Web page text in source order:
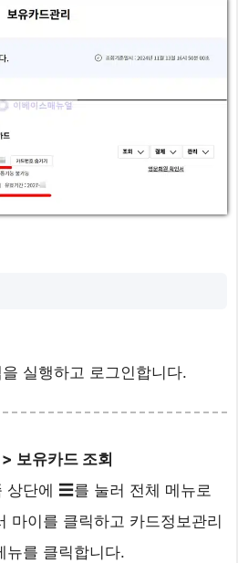
실행하고 로그인합니다.
보유카드 조회
상단에 ☰를 눌러 전체 메뉴로
마이를 클릭하고 카드정보관리
뉴를 클릭합니다.